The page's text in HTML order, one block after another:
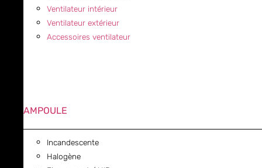
Ventilateur intérieur
Ventilateur extérieur
Accessoires ventilateur
AMPOULE
Incandescente
Halogène